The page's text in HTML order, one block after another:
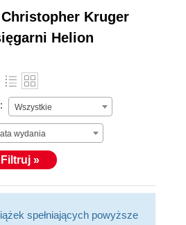
Kruger
Helion
Wszystkie
wydania
Filtruj »
spełniających powyższe